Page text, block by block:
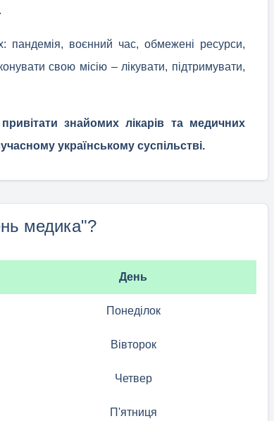
пандемія, воєнний час, обмежені ресурси,
свою місію – лікувати, підтримувати,
знайомих лікарів та медичних
українському суспільстві.
медика"?
День
Понеділок
Вівторок
Четвер
П'ятниця